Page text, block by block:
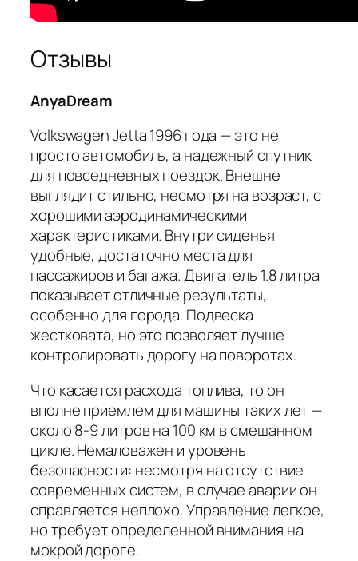
Отзывы
AnyaDream
Volkswagen Jetta 1996 года — это не
просто автомобиль, а надежный спутник
для повседневных поездок. Внешне
выглядит стильно, несмотря на возраст, с
хорошими аэродинамическими
характеристиками. Внутри сиденья
удобные, достаточно места для
пассажиров и багажа. Двигатель 1.8 литра
показывает отличные результаты,
особенно для города. Подвеска
жестковата, но это позволяет лучше
контролировать дорогу на поворотах.
Что касается расхода топлива, то он
вполне приемлем для машины таких лет —
около 8-9 литров на 100 км в смешанном
цикле. Немаловажен и уровень
безопасности: несмотря на отсутствие
современных систем, в случае аварии он
справляется неплохо. Управление легкое,
но требует определенной внимания на
мокрой дороге.